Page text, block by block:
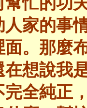
家的事
面。那麼
想說我
全純正